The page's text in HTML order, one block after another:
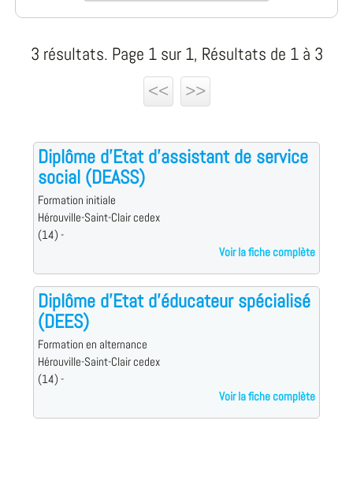
3 résultats. Page 1 sur 1, Résultats de 1 à 3
<<
>>
Diplôme d'Etat d'assistant de service
social (DEASS)
Formation initiale
Hérouville-Saint-Clair cedex
(14) -
Voir la fiche complète
Diplôme d'Etat d'éducateur spécialisé
(DEES)
Formation en alternance
Hérouville-Saint-Clair cedex
(14) -
Voir la fiche complète